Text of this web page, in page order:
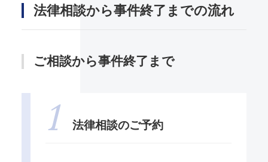
法律相談から事件終了までの流れ
ご相談から事件終了まで
法律相談のご予約